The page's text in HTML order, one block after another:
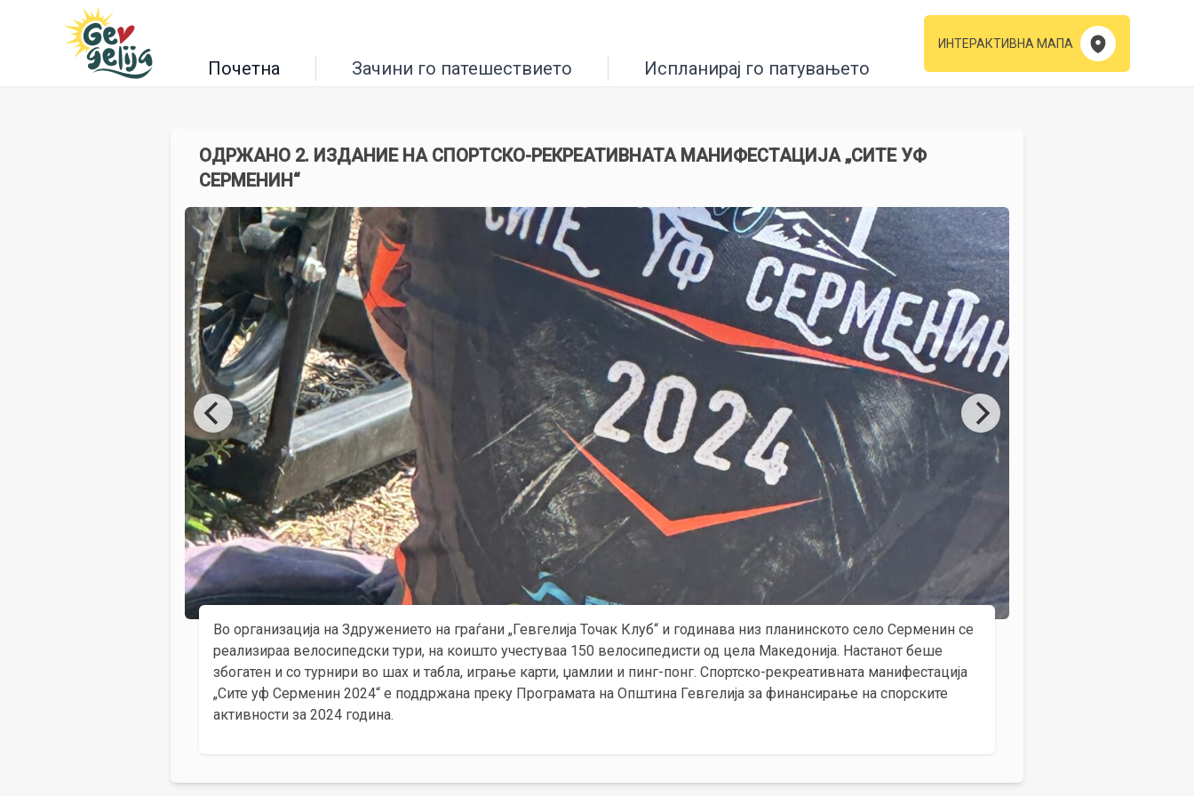
Почетна Зачини го патешествието Испланирај го патувањето
ИНТЕРАКТИВНА МАПА
ОДРЖАНО 2. ИЗДАНИЕ НА СПОРТСКО-РЕКРЕАТИВНАТА МАНИФЕСТАЦИЈА „СИТЕ УФ
СЕРМЕНИН“
Во организација на Здружението на граѓани „Гевгелија Точак Клуб“ и годинава низ планинското село Серменин се
реализираа велосипедски тури, на коишто учестуваа 150 велосипедисти од цела Македонија. Настанот беше
збогатен и со турнири во шах и табла, играње карти, џамлии и пинг-понг. Спортско-рекреативната манифестација
„Сите уф Серменин 2024“ е поддржана преку Програмата на Општина Гевгелија за финансирање на спорските
активности за 2024 година.